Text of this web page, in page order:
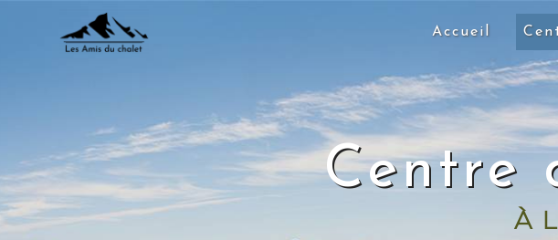
Panneau de gestion des cookies
Accueil
Centre
À